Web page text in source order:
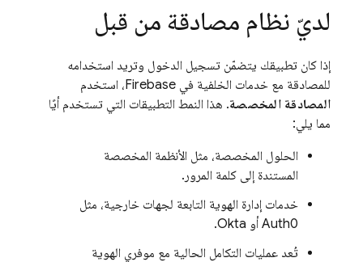
لديّ نظام مصادقة من قبل
إذا كان تطبيقك يتضمّن تسجيل الدخول وتريد استخدامه
للمصادقة مع خدمات الخلفية في Firebase، استخدم
المصادقة المخصصة. هذا النمط التطبيقات التي تستخدم أيًا
مما يلي:
الحلول المخصصة، مثل الأنظمة المخصصة
المستندة إلى كلمة المرور.
خدمات إدارة الهوية التابعة لجهات خارجية، مثل
Auth0 أو Okta.
تُعد عمليات التكامل الحالية مع موفري الهوية